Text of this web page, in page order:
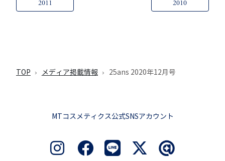
2011
2010
TOP メディア掲載情報 25ans 2020年12月号
MTコスメティクス公式SNSアカウント